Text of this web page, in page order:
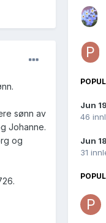
sønn av
Johanne.
og
Jun
46
Jun
31